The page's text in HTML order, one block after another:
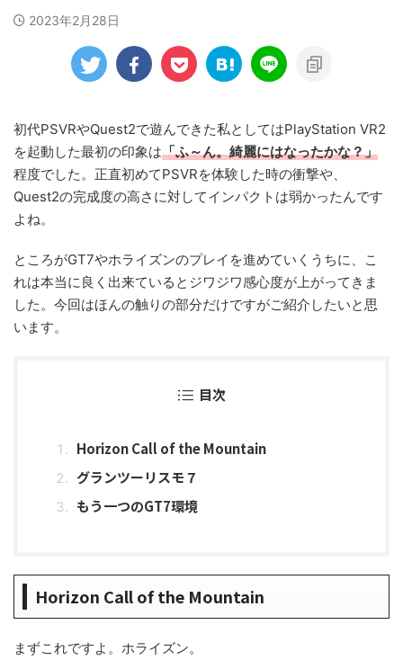
2023年2月28日
初代PSVRやQuest2で遊んできた私としてはPlayStation VR2
を起動した最初の印象は「ふ～ん。綺麗にはなったかな？」
程度でした。正直初めてPSVRを体験した時の衝撃や、
Quest2の完成度の高さに対してインパクトは弱かったんです
よね。
ところがGT7やホライズンのプレイを進めていくうちに、こ
れは本当に良く出来ているとジワジワ感心度が上がってきま
した。今回はほんの触りの部分だけですがご紹介したいと思
います。
目次
Horizon Call of the Mountain
グランツーリスモ７
もう一つのGT7環境
Horizon Call of the Mountain
まずこれですよ。ホライズン。